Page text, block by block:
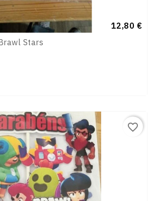
Preço
12,80 €
Stars
favorite_border